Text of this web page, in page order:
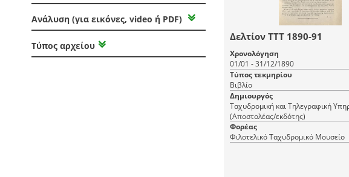
Ανάλυση (για εικόνες, video ή PDF)
Τύπος αρχείου
Δελτίον ΤΤΤ 1890-91
Χρονολόγηση
01/01 - 31/12/1890
Τύπος τεκμηρίου
Βιβλίο
Δημιουργός
Ταχυδρομική και Τηλεγραφική
(Αποστολέας/εκδότης)
Φορέας
Φιλοτελικό Ταχυδρομικό Μουσείο